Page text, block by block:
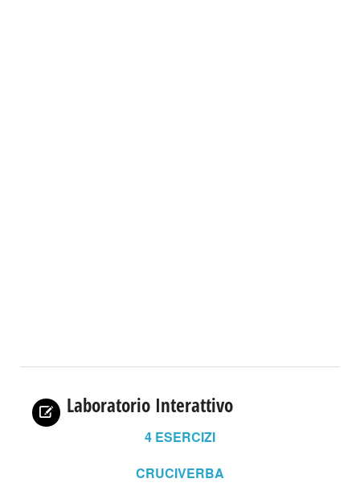
Laboratorio Interattivo
4 ESERCIZI
CRUCIVERBA